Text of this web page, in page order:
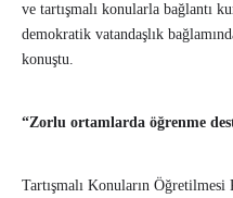
ve tartışmalı konularla bağlantı
demokratik vatandaşlık
konuştu.
“Zorlu ortamlarda öğrenme
Tartışmalı Konuların